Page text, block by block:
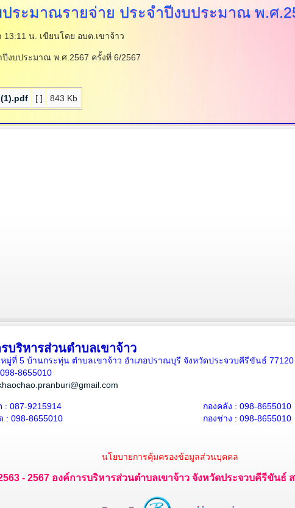
ระมาณรายจ่าย ประจำปีงบประมาณ พ.ศ
13:11 น. เขียนโดย อบต.เขาจ้าว
งบประมาณ พ.ศ.2567 ครั้งที่ 6/2567
[ ] 843 Kb
บริหารส่วนตำบลเขาจ้าว
หมู่ที่ 5 บ้านกระทุ่น ตำบลเขาจ้าว อำเภอปราณบุรี จังหวัดประจวบคีรีขันธ์ 77120
8655010
: 087-9215914
: 098-8655010
กองคลัง : 098-8655010
กองช่าง : 098-8655010
นโยบายการคุ้มครองข้อมูลส่วนบุคคล
- 2567 องค์การบริหารส่วนตำบลเขาจ้าว จังหวัดประจวบคีรีขันธ์